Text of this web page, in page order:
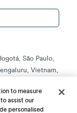
São Paulo,
Vietnam,
to measure
assist our
personalised